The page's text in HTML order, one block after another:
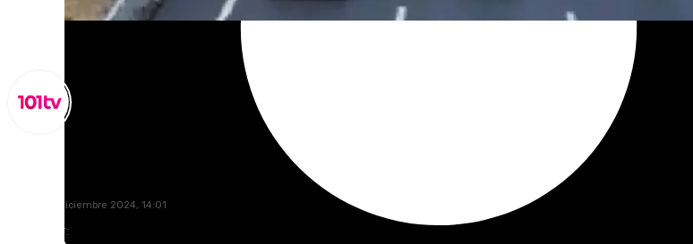
martes, 31 diciembre 2024, 14:01
Compartir: